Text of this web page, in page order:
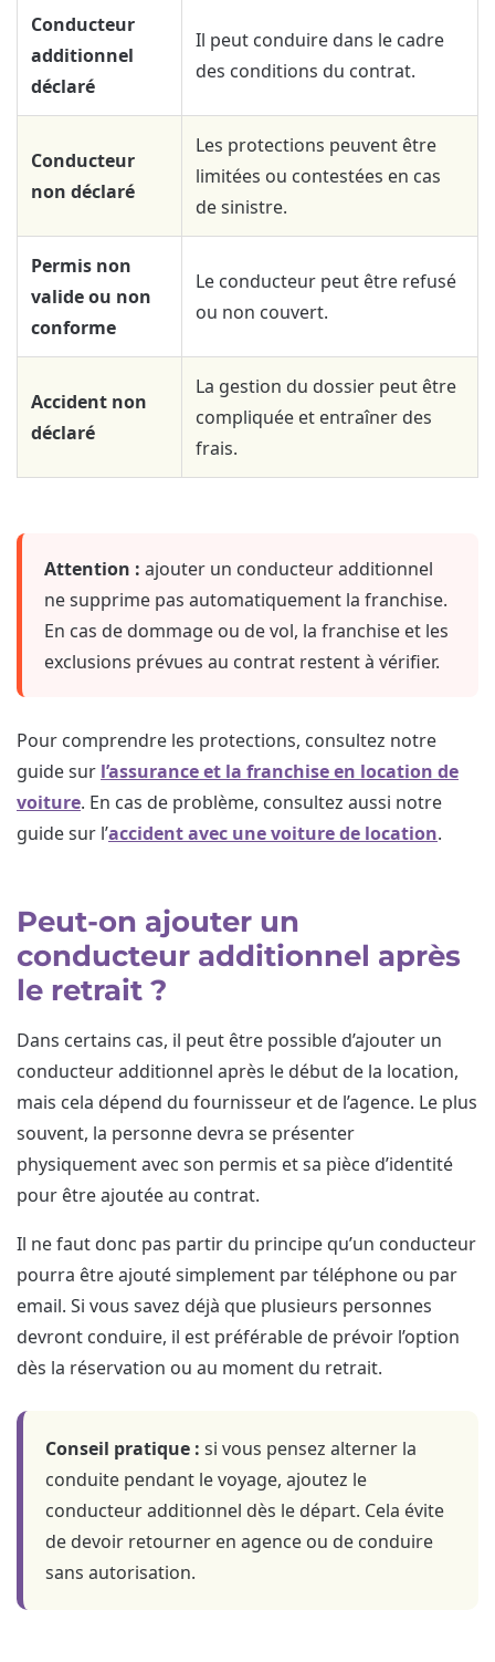
Conducteur
additionnel
déclaré
Il peut conduire dans le cadre
des conditions du contrat.
Conducteur
non déclaré
Les protections peuvent être
limitées ou contestées en cas
de sinistre.
Permis non
valide ou non
conforme
Le conducteur peut être refusé
ou non couvert.
Accident non
déclaré
La gestion du dossier peut être
compliquée et entraîner des
frais.
Attention : ajouter un conducteur additionnel
ne supprime pas automatiquement la franchise.
En cas de dommage ou de vol, la franchise et les
exclusions prévues au contrat restent à vérifier.
Pour comprendre les protections, consultez notre
guide sur l’assurance et la franchise en location de
voiture. En cas de problème, consultez aussi notre
guide sur l’accident avec une voiture de location.
Peut-on ajouter un
conducteur additionnel après
le retrait ?
Dans certains cas, il peut être possible d’ajouter un
conducteur additionnel après le début de la location,
mais cela dépend du fournisseur et de l’agence. Le plus
souvent, la personne devra se présenter
physiquement avec son permis et sa pièce d’identité
pour être ajoutée au contrat.
Il ne faut donc pas partir du principe qu’un conducteur
pourra être ajouté simplement par téléphone ou par
email. Si vous savez déjà que plusieurs personnes
devront conduire, il est préférable de prévoir l’option
dès la réservation ou au moment du retrait.
Conseil pratique : si vous pensez alterner la
conduite pendant le voyage, ajoutez le
conducteur additionnel dès le départ. Cela évite
de devoir retourner en agence ou de conduire
sans autorisation.